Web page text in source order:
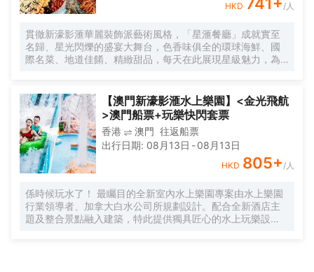
HKD /人
貫徹新濠影滙華麗裝飾派藝術風格，「星滙餐廳」成就實至
名歸、星光閃爍的盛宴大舞台，色香味俱全的環球海鮮、國
際名菜、地道佳餚、精緻甜品，每天在此展現星級魅力，為
【澳門新濠影滙水上樂園】<金光飛航
>澳門船票+玩樂快閃套票
香港 澳門 往返船票
出行日期: 08月13日 -08月13日
HKD 805+/人
係時候玩水了！ 最矚目的全新室內水上樂園專案由水上樂園
行業領導者、加拿大白水公司所規劃設計。配合全新酒店主
題及整合景點融入建築，特此提供獨具匠心的水上玩樂設